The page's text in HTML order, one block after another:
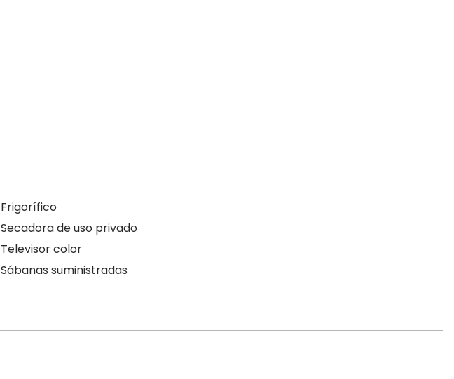
Frigorífico
Secadora de uso privado
Televisor color
Sábanas suministradas